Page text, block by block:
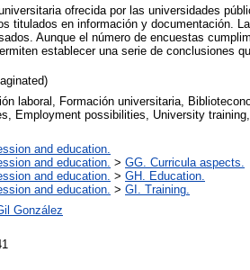
ofrecida por las universidades
titulados en información y documentación.
Aunque el número de encuestas
establecer una serie de conclusiones
laboral, Formación universitaria,
Employment possibilities, University
and education.
and education. > GG. Curricula aspects.
and education. > GH. Education.
and education. > GI. Training.
González